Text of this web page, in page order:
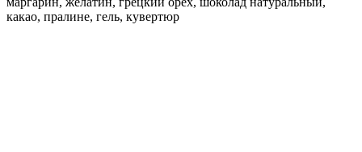
какао, пралине, гель, кувертюр